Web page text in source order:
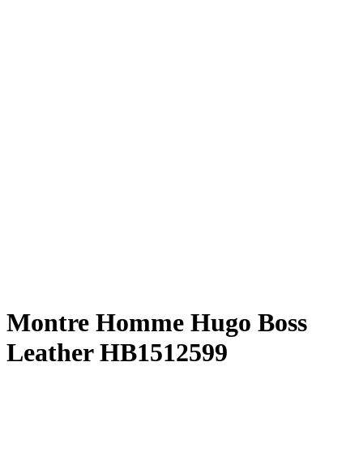
Montre Homme Hugo Boss
Leather HB1512599